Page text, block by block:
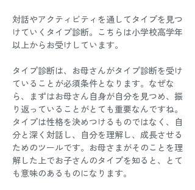
対話やアクティビティを通してタイプを見つ
けていくタイプ診断。こちらは小学校高学年
以上からお受けしています。
タイプ診断は、お母さんがタイプ診断を受け
ていることが必須条件となります。なぜな
ら、まずはお母さん自身が自分を見つめ、振
り返っていることがとても重要なんですね。
タイプは性格を決めつけるものではなく、自
分と深く対話し、自分を理解し、成長させる
ためのツールです。お母さまがそのことを理
解した上でお子さんのタイプを知ると、とて
も意味のあるものになります。